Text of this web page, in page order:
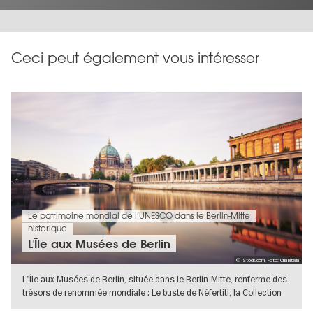
Ceci peut également vous intéresser
© iStock.com, Foto: Chalabala
Le patrimoine mondial de l’UNESCO dans le Berlin-Mitte
historique
L'Île aux Musées de Berlin
L'Île aux Musées de Berlin, située dans le Berlin-Mitte, renferme des
trésors de renommée mondiale : Le buste de Néfertiti, la Collection